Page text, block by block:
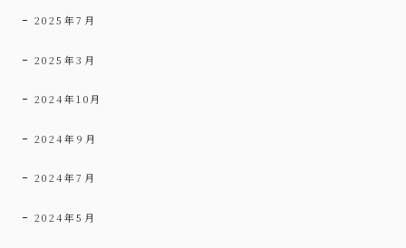
2025年7月
2025年3月
2024年10月
2024年9月
2024年7月
2024年5月